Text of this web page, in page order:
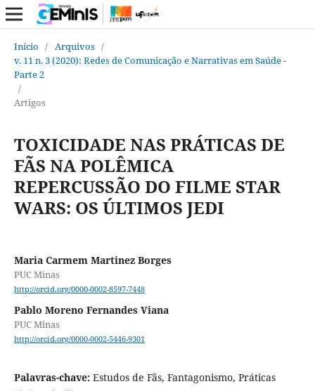
Início / Arquivos /
v. 11 n. 3 (2020): Redes de Comunicação e Narrativas em Saúde -
Parte 2
/
Artigos
TOXICIDADE NAS PRÁTICAS DE
FÃS NA POLÊMICA
REPERCUSSÃO DO FILME STAR
WARS: OS ÚLTIMOS JEDI
Maria Carmem Martinez Borges
PUC Minas
http://orcid.org/0000-0002-8597-7448
Pablo Moreno Fernandes Viana
PUC Minas
http://orcid.org/0000-0002-5446-9301
Palavras-chave: Estudos de Fãs, Fantagonismo, Práticas